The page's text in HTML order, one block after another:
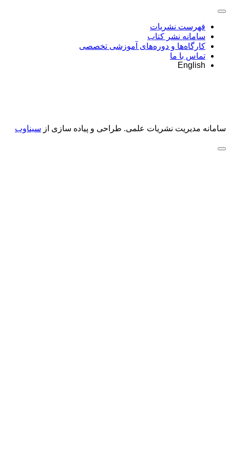
فهرست نشریات
سامانه نشر کتاب
کارگاه‌ها و دوره‌های آموزشی تخصصی
تماس با ما
English
سامانه مدیریت نشریات علمی. طراحی و پیاده سازی از سیناوب